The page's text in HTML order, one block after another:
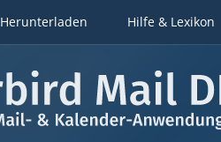
Herunterladen Hilfe & Lexikon